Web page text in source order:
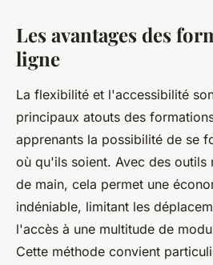
Les avantages des
ligne
La flexibilité et l'accessibilité
principaux atouts des
apprenants la possibilité de se
où qu'ils soient. Avec des outils
de main, cela permet une
indéniable, limitant les
l'accès à une multitude de
Cette méthode convient